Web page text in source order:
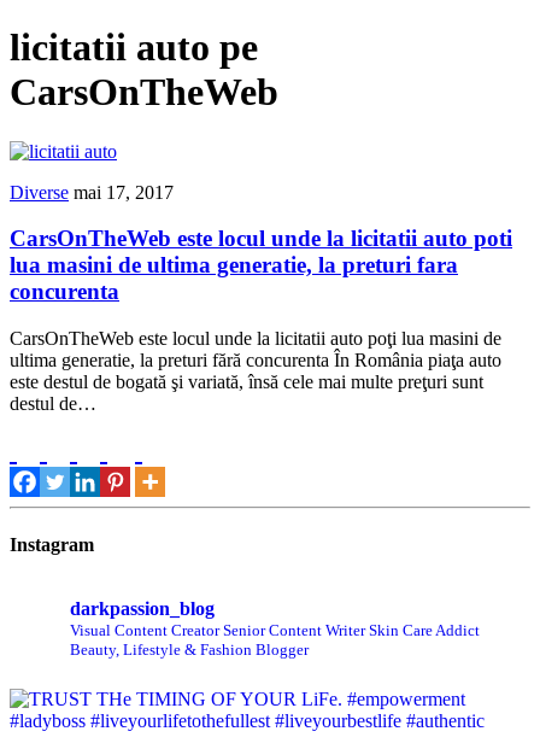
licitatii auto pe
CarsOnTheWeb
Diverse mai 17, 2017
CarsOnTheWeb este locul unde la licitatii auto poti
lua masini de ultima generatie, la preturi fara
concurenta
CarsOnTheWeb este locul unde la licitatii auto poţi lua masini de
ultima generatie, la preturi fără concurenta În România piaţa auto
este destul de bogată şi variată, însă cele mai multe preţuri sunt
destul de…
Instagram
darkpassion_blog
Visual Content CreatorSenior Content WriterSkin Care Addict
Beauty, Lifestyle & Fashion Blogger